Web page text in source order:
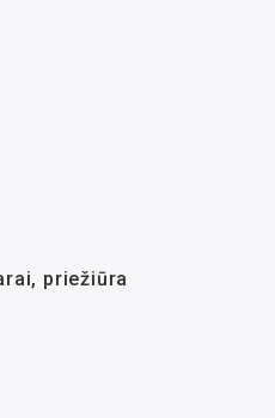
priežiūra